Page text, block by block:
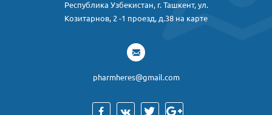
Республика Узбекистан, г. Ташкент, ул.
Козитарнов, 2 -1 проезд, д.38 на карте
pharmheres@gmail.com